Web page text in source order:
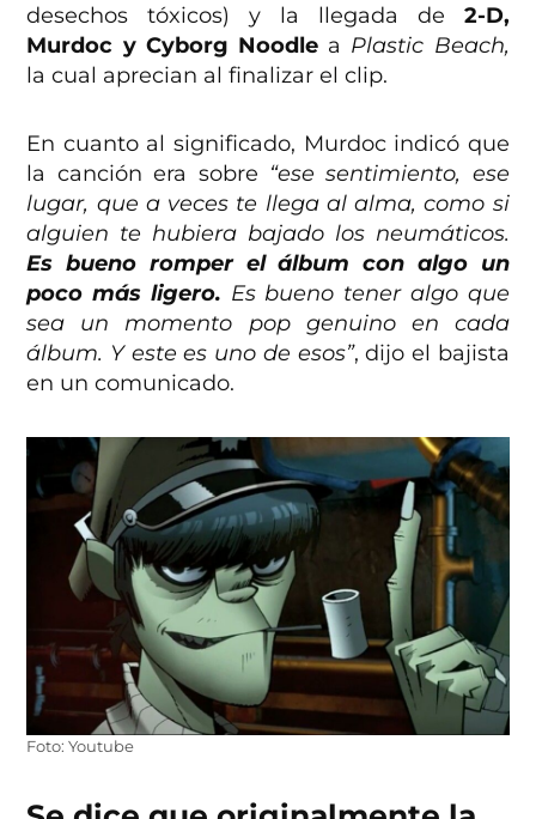
desechos tóxicos) y la llegada de 2-D,
Murdoc y Cyborg Noodle a Plastic Beach,
la cual aprecian al finalizar el clip.
En cuanto al significado, Murdoc indicó que
la canción era sobre “ese sentimiento, ese
lugar, que a veces te llega al alma, como si
alguien te hubiera bajado los neumáticos.
Es bueno romper el álbum con algo un
poco más ligero. Es bueno tener algo que
sea un momento pop genuino en cada
álbum. Y este es uno de esos”, dijo el bajista
en un comunicado.
Foto: Youtube